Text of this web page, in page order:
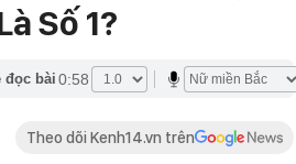
Số 1?
đọc bài 0:58
Theo dõi Kenh14.vn trên